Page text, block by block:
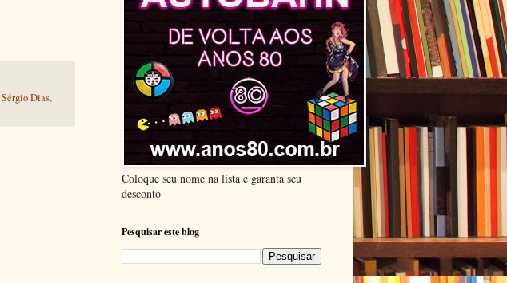
Sérgio Dias,
Coloque seu nome na lista e garanta seu
desconto
Pesquisar este blog